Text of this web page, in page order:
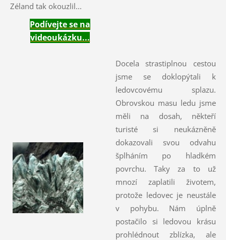
Zéland tak okouzlil...
Podívejte se na
videoukázku...
Docela strastiplnou cestou
jsme se doklopýtali k
ledovcovému splazu.
Obrovskou masu ledu jsme
měli na dosah, někteří
turisté si neukázněně
dokazovali svou odvahu
šplháním po hladkém
povrchu. Taky za to už
mnozí zaplatili životem,
protože ledovec je neustále
v pohybu. Nám úplně
postačilo si ledovou krásu
prohlédnout zblízka, ale